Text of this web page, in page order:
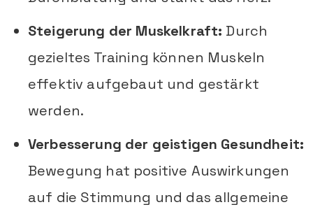
Steigerung der Muskelkraft: Durch
gezieltes Training können Muskeln
effektiv aufgebaut und gestärkt
werden.
Verbesserung der geistigen Gesundheit:
Bewegung hat positive Auswirkungen
auf die Stimmung und das allgemeine